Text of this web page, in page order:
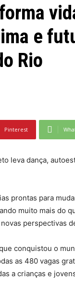
e
Rio
Pinterest
leva dança,
prontas para
muito mais do
perspectivas
conquistou o
as 480 vagas
a crianças e